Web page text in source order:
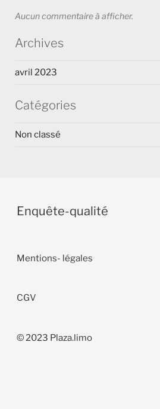
Aucun commentaire à afficher.
Archives
avril 2023
Catégories
Non classé
Enquête-qualité
Mentions- légales
CGV
© 2023 Plaza.limo